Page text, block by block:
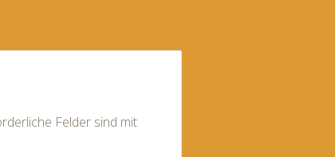
Felder sind mit